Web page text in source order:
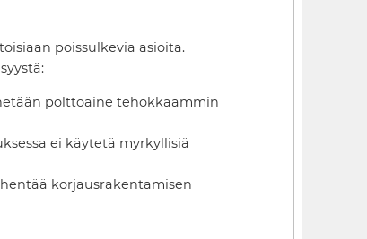
poissulkevia asioita.
polttoaine tehokkaammin
ei käytetä myrkyllisiä
korjausrakentamisen